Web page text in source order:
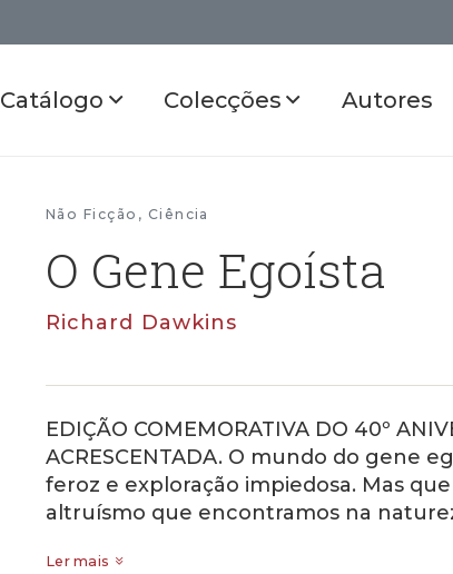
Catálogo Colecções Autores
Não Ficção , Ciência
O Gene Egoísta
Richard Dawkins
EDIÇÃO COMEMORATIVA DO 40º
ACRESCENTADA. O mundo do gene
feroz e exploração impiedosa. Mas
altruísmo que encontramos na
Ler mais